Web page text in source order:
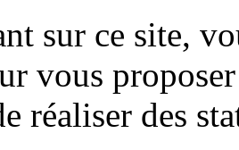
sur ce site,
vous
réaliser des